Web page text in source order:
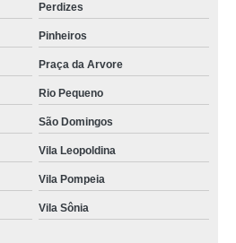
Perdizes
Pinheiros
Praça da Arvore
Rio Pequeno
São Domingos
Vila Leopoldina
Vila Pompeia
Vila Sônia